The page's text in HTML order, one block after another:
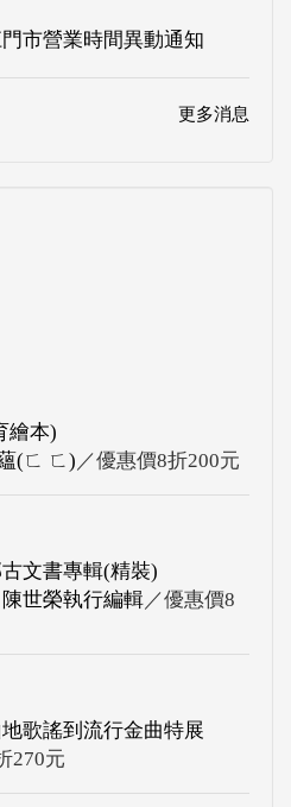
市營業時間異動通知
更多消息
繪本)
(ㄈ ㄈ) ／優惠價8折200元
文書專輯(精裝)
世榮執行編輯／優惠價8
歌謠到流行金曲特展
270元